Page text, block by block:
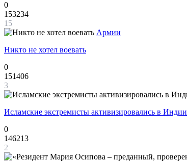
0
153234
15
Армии
Никто не хотел воевать
0
151406
3
Исламские экстремисты активизировались в Индии
0
146213
2